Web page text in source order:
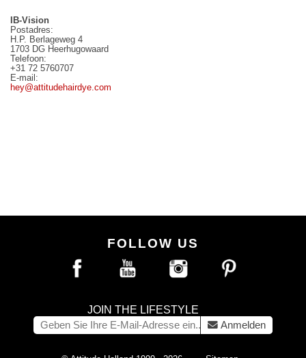
IB-Vision
Postadres:
H.P. Berlageweg 4
1703 DG Heerhugowaard
Telefoon:
+31 72 5760707
E-mail:
hey@attitudehairdye.com
FOLLOW US
JOIN THE LIFESTYLE
Anmelden